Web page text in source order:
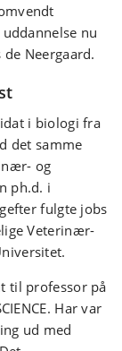
nu
Neergaard.
i biologi fra
det samme
og
ph.d. i
fulgte jobs
Veterinær-
til professor på
Har var
ud med